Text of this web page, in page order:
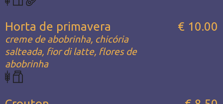
Horta de primavera
creme de abobrinha, chicória
salteada, fior di latte, flores de
abobrinha
€ 10.00